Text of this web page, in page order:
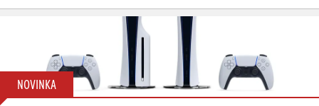
NOVINKA